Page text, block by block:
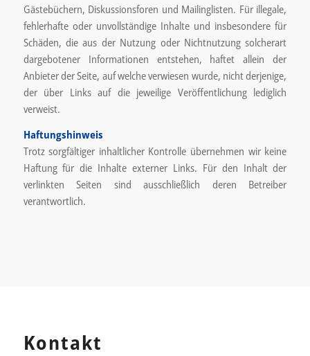
Gästebüchern, Diskussionsforen und Mailinglisten. Für illegale,
fehlerhafte oder unvollständige Inhalte und insbesondere für
Schäden, die aus der Nutzung oder Nichtnutzung solcherart
dargebotener Informationen entstehen, haftet allein der
Anbieter der Seite, auf welche verwiesen wurde, nicht derjenige,
der über Links auf die jeweilige Veröffentlichung lediglich
verweist.
Haftungshinweis
Trotz sorgfältiger inhaltlicher Kontrolle übernehmen wir keine
Haftung für die Inhalte externer Links. Für den Inhalt der
verlinkten Seiten sind ausschließlich deren Betreiber
verantwortlich.
Kontakt